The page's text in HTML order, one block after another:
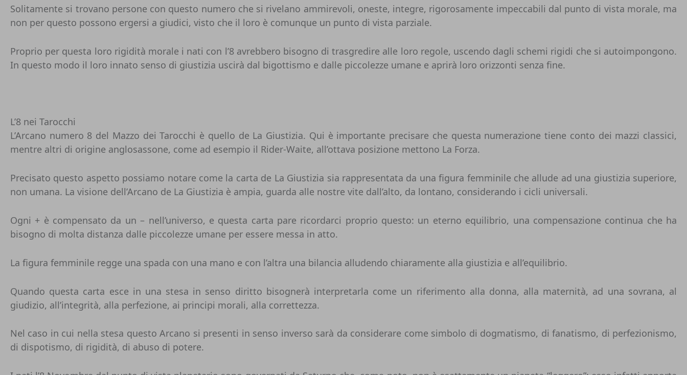
Solitamente si trovano persone con questo numero che si rivelano ammirevoli, oneste, integre, rigorosamente impeccabili dal punto di vista morale, ma
non per questo possono ergersi a giudici, visto che il loro è comunque un punto di vista parziale.
Proprio per questa loro rigidità morale i nati con l’8 avrebbero bisogno di trasgredire alle loro regole, uscendo dagli schemi rigidi che si autoimpongono.
In questo modo il loro innato senso di giustizia uscirà dal bigottismo e dalle piccolezze umane e aprirà loro orizzonti senza fine.
L’8 nei Tarocchi
L’Arcano numero 8 del Mazzo dei Tarocchi è quello de La Giustizia. Qui è importante precisare che questa numerazione tiene conto dei mazzi classici,
mentre altri di origine anglosassone, come ad esempio il Rider-Waite, all’ottava posizione mettono La Forza.
Precisato questo aspetto possiamo notare come la carta de La Giustizia sia rappresentata da una figura femminile che allude ad una giustizia superiore,
non umana. La visione dell’Arcano de La Giustizia è ampia, guarda alle nostre vite dall’alto, da lontano, considerando i cicli universali.
Ogni + è compensato da un – nell’universo, e questa carta pare ricordarci proprio questo: un eterno equilibrio, una compensazione continua che ha
bisogno di molta distanza dalle piccolezze umane per essere messa in atto.
La figura femminile regge una spada con una mano e con l’altra una bilancia alludendo chiaramente alla giustizia e all’equilibrio.
Quando questa carta esce in una stesa in senso diritto bisognerà interpretarla come un riferimento alla donna, alla maternità, ad una sovrana, al
giudizio, all’integrità, alla perfezione, ai principi morali, alla correttezza.
Nel caso in cui nella stesa questo Arcano si presenti in senso inverso sarà da considerare come simbolo di dogmatismo, di fanatismo, di perfezionismo,
di dispotismo, di rigidità, di abuso di potere.